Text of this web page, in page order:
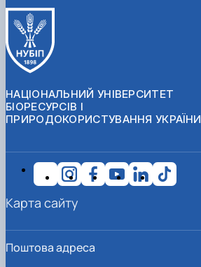
НАЦІОНАЛЬНИЙ УНІВЕРСИТЕТ
БІОРЕСУРСІВ І
ПРИРОДОКОРИСТУВАННЯ УКРАЇНИ
Поштова адреса
Карта сайту